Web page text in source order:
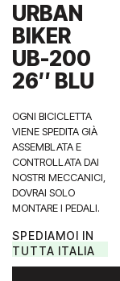
URBAN
BIKER
UB-200
26″ BLU
OGNI BICICLETTA
VIENE SPEDITA GIÀ
ASSEMBLATA E
CONTROLLATA DAI
NOSTRI MECCANICI,
DOVRAI SOLO
MONTARE I PEDALI.
SPEDIAMOI IN
TUTTA ITALIA